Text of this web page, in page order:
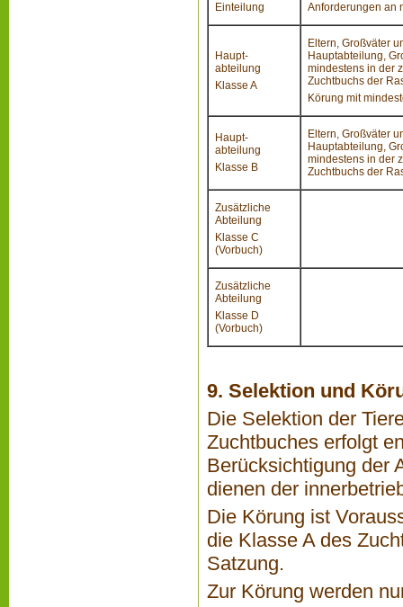
Einteilung Anforderungen an
Haupt-
abteilung
Klasse A
Eltern, Großväter
Hauptabteilung,
mindestens in der
Zuchtbuchs der
Körung mit
Haupt-
abteilung
Klasse B
Eltern, Großväter
Hauptabteilung,
mindestens in der
Zuchtbuchs der
Zusätzliche
Abteilung
Klasse C
(Vorbuch)
Zusätzliche
Abteilung
Klasse D
(Vorbuch)
9. Selektion und
Die Selektion der
Zuchtbuches erfolgt
Berücksichtigung der
dienen der
Die Körung ist
die Klasse A des
Satzung.
Zur Körung werden